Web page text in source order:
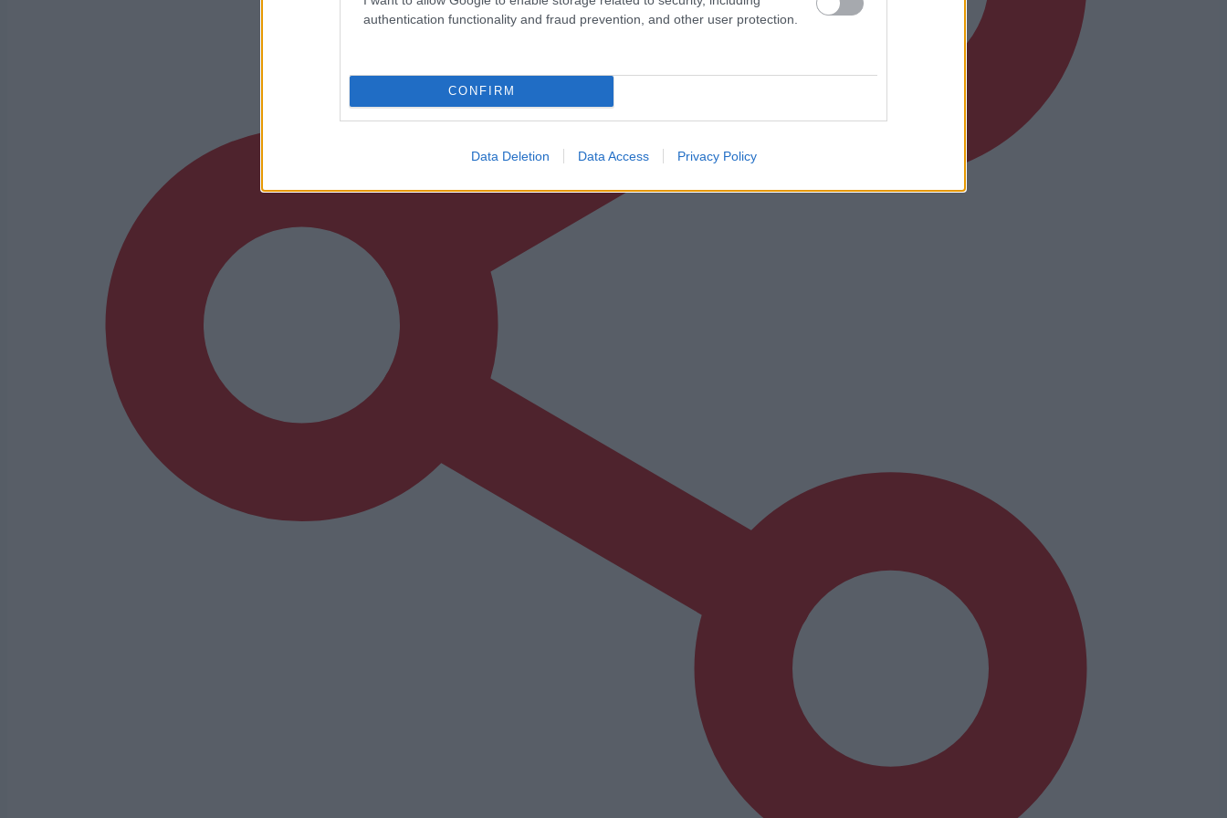
authentication functionality and fraud prevention, and other user protection.
CONFIRM
Data Deletion Data Access Privacy Policy